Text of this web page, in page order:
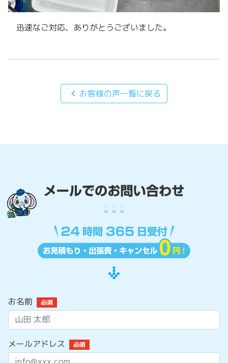
迅速なご対応、ありがとうございました。
chevron_left お客様の声一覧に戻る
お名前 必須
メールアドレス 必須